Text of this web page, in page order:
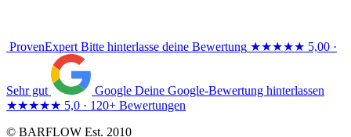
ProvenExpert Bitte hinterlasse deine Bewertung ★★★★★ 5,00 ·
Sehr gut Google Deine Google-Bewertung hinterlassen
★★★★★ 5,0 · 120+ Bewertungen
© BARFLOW Est. 2010